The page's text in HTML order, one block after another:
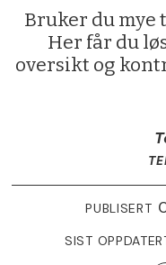
Bruker du mye
Her får du
oversikt og
PUBLISERT
SIST